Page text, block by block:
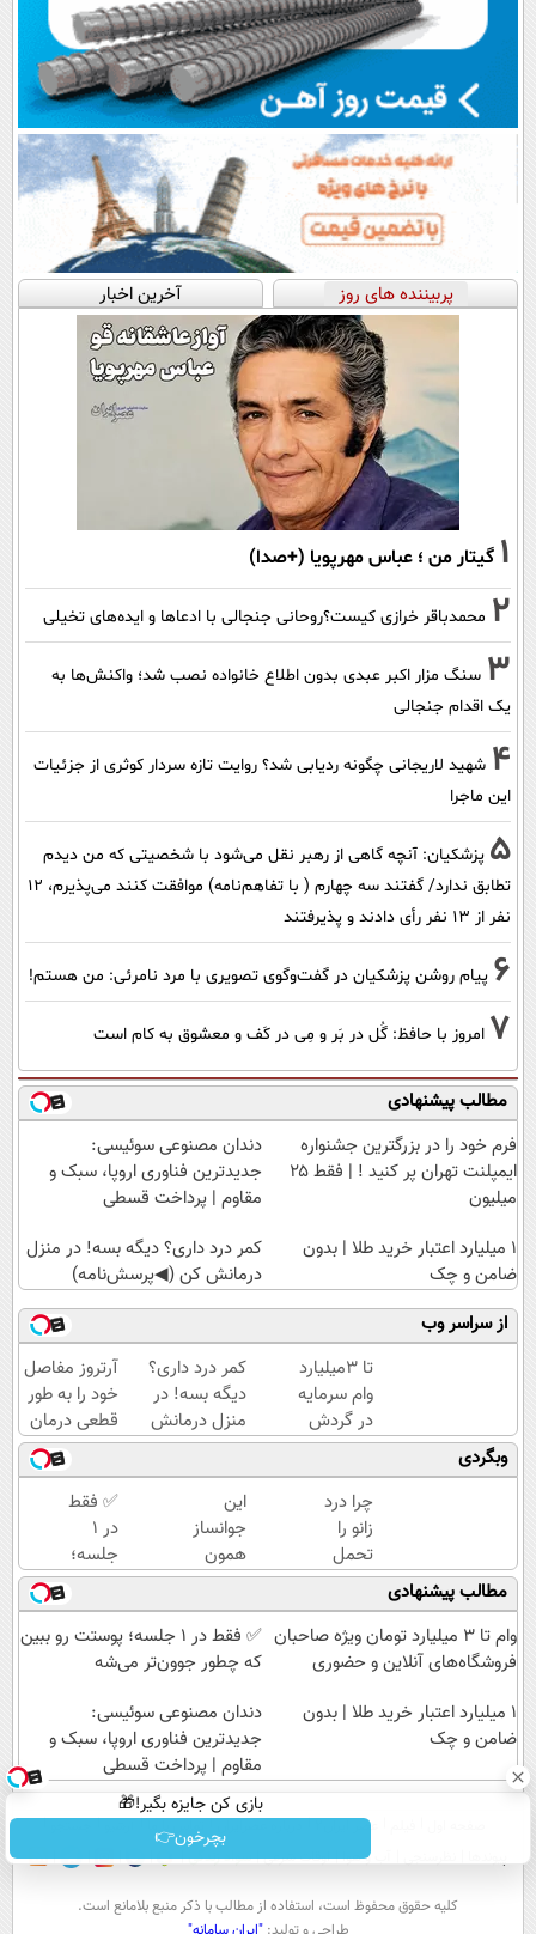
پربیننده های روز آخرین اخبار
1 گیتار من ؛ عباس مهرپویا (+صدا)
2 محمدباقر خرازی کیست؟روحانی جنجالی با ادعاها و ایده‌های تخیلی
3 سنگ مزار اکبر عبدی بدون اطلاع خانواده نصب شد؛ واکنش‌ها به
یک اقدام جنجالی
4 شهید لاریجانی چگونه ردیابی شد؟ روایت تازه سردار کوثری از جزئیات
این ماجرا
5 پزشکیان‌: آنچه گاهی از رهبر نقل می‌شود با شخصیتی که من دیدم
تطابق ندارد/ گفتند سه چهارم ( با تفاهم‌نامه) موافقت کنند می‌پذیرم، 12
نفر از 13 نفر رأی دادند و پذیرفتند
6 پیام روشن پزشکیان در گفت‌و‌گوی تصویری با مرد نامرئی: من هستم!
7 امروز با حافظ: گُل در بَر و مِی در کَف و معشوق به کام است
مطالب پیشنهادی
فرم خود را در بزرگترین جشنواره
ایمپلنت تهران پر کنید ! | فقط ۲۵
میلیون
دندان مصنوعی سوئیسی:
جدیدترین فناوری اروپا، سبک و
مقاوم | پرداخت قسطی
۱ میلیارد اعتبار خرید طلا | بدون
ضامن و چک
کمر درد داری؟ دیگه بسه! در منزل
درمانش کن (◀پرسش‌نامه)
از سراسر وب
تا 3میلیارد
وام سرمایه
در گردش
فروشندگان
=>
فروشگاهت
رو ثبت کن
کمر درد داری؟
دیگه بسه! در
منزل درمانش
کن
(◀پرسش‌نامه)
آرتروز مفاصل
خود را به طور
قطعی درمان
کنید!
◂پرسش‌نامه▸
وبگردی
چرا درد
زانو را
تحمل
می‌کنی؟
خیلی
ساده
درمنزل
کن
این
جوانساز
همون
جلسه‌ی
اول
پوستتو
جوونتر
✨ 2سال
ماندگاری
داره
✅ فقط
در 1
جلسه؛
پوستت
رو ببین
که
چطور
می‌شه
مطالب پیشنهادی
وام تا ۳ میلیارد تومان ویژه صاحبان
فروشگاه‌های آنلاین و حضوری
✅ فقط در 1 جلسه؛ پوستت رو ببین
که چطور جوون‌تر می‌شه
۱ میلیارد اعتبار خرید طلا | بدون
ضامن و چک
دندان مصنوعی سوئیسی:
جدیدترین فناوری اروپا، سبک و
مقاوم | پرداخت قسطی
بازی کن جایزه بگیر!🎁
بچرخون👉
عصر ایران۲
آب و هوا اوقات شرعی سواد زندگی
كليه حقوق محفوظ است، استفاده از مطالب با ذكر منبع بلامانع است.